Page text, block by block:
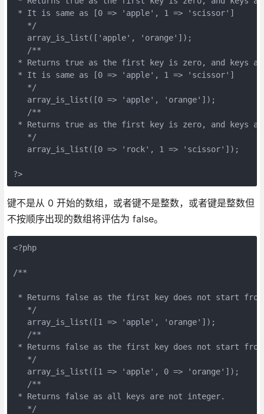
* It is same as [0 => 'apple', 1 => 'scissor']
   */
   array_is_list(['apple', 'orange']);
   /**
* Returns true as the first key is zero, and keys
* It is same as [0 => 'apple', 1 => 'scissor']
   */
   array_is_list([0 => 'apple', 'orange']);
   /**
* Returns true as the first key is zero, and keys
   */
   array_is_list([0 => 'rock', 1 => 'scissor']);
?>
键不是从 0 开始的数组，或者键不是整数，或者键是整数但
不按顺序出现的数组将评估为 false。
<?php
/**
* Returns false as the first key does not start
   */
   array_is_list([1 => 'apple', 'orange']);
   /**
* Returns false as the first key does not start
   */
   array_is_list([1 => 'apple', 0 => 'orange']);
   /**
* Returns false as all keys are not integer.
   */